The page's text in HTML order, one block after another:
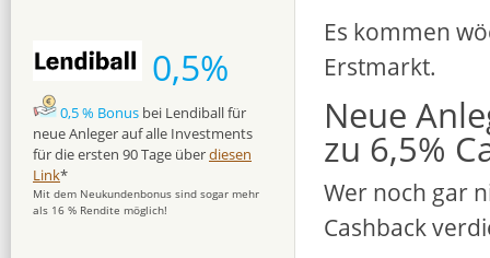
Es kommen
Erstmarkt.
Neue
zu 6,5%
Wer noch gar
Cashback
0,5%
0,5 % Bonus bei Lendiball für
neue Anleger auf alle Investments
für die ersten 90 Tage überdiesen
Link*
Mit dem Neukundenbonus sind sogar mehr
als 16 % Rendite möglich!